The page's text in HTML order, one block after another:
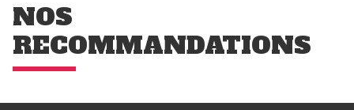
NOS
RECOMMANDATIONS